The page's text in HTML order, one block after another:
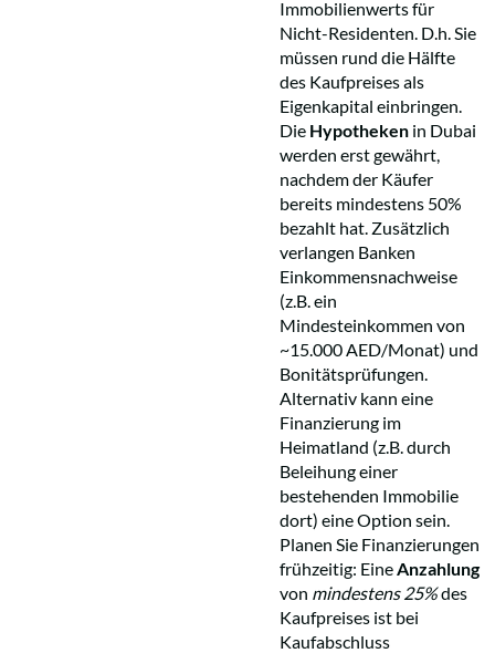
Immobilienwerts für
Nicht-Residenten. D.h. Sie
müssen rund die Hälfte
des Kaufpreises als
Eigenkapital einbringen.
Die Hypotheken in Dubai
werden erst gewährt,
nachdem der Käufer
bereits mindestens 50%
bezahlt hat. Zusätzlich
verlangen Banken
Einkommensnachweise
(z.B. ein
Mindesteinkommen von
~15.000 AED/Monat) und
Bonitätsprüfungen.
Alternativ kann eine
Finanzierung im
Heimatland (z.B. durch
Beleihung einer
bestehenden Immobilie
dort) eine Option sein.
Planen Sie Finanzierungen
frühzeitig: Eine Anzahlung
von mindestens 25%des
Kaufpreises ist bei
Kaufabschluss